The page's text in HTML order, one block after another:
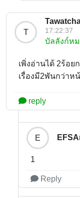
T
17:22:37
บัลลังก์ห
เพิ่งอ่านได้ 2ร้อ
เรื่องมี2พันกว่าห
reply
E
1
Reply